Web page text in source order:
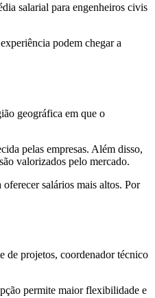
salarial para engenheiros civis
podem chegar a
geográfica em que o
pelas empresas. Além disso,
valorizados pelo mercado.
salários mais altos. Por
de projetos, coordenador técnico
permite maior flexibilidade e